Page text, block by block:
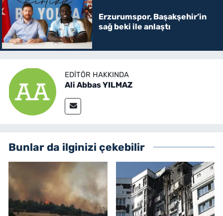
Erzurumspor, Başakşehir’in
sağ beki ile anlaştı
EDITÖR HAKKINDA
Ali Abbas YILMAZ
Bunlar da ilginizi çekebilir